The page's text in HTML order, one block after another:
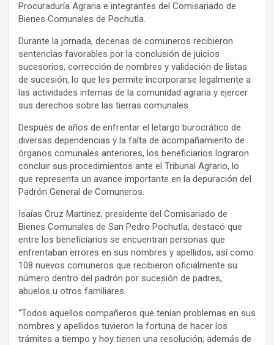
Procuraduría Agraria e integrantes del Comisariado de
Bienes Comunales de Pochutla.
Durante la jornada, decenas de comuneros recibieron
sentencias favorables por la conclusión de juicios
sucesorios, corrección de nombres y validación de listas
de sucesión, lo que les permite incorporarse legalmente a
las actividades internas de la comunidad agraria y ejercer
sus derechos sobre las tierras comunales.
Después de años de enfrentar el letargo burocrático de
diversas dependencias y la falta de acompañamiento de
órganos comunales anteriores, los beneficiarios lograron
concluir sus procedimientos ante el Tribunal Agrario, lo
que representa un avance importante en la depuración del
Padrón General de Comuneros.
Isaías Cruz Martínez, presidente del Comisariado de
Bienes Comunales de San Pedro Pochutla, destacó que
entre los beneficiarios se encuentran personas que
enfrentaban errores en sus nombres y apellidos, así como
108 nuevos comuneros que recibieron oficialmente su
número dentro del padrón por sucesión de padres,
abuelos u otros familiares.
“Todos aquellos compañeros que tenían problemas en sus
nombres y apellidos tuvieron la fortuna de hacer los
trámites a tiempo y hoy tienen una resolución; además de